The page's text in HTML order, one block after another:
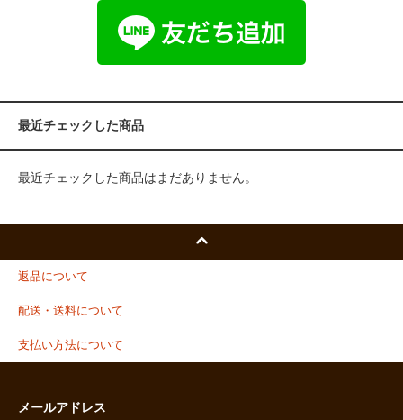
最近チェックした商品
最近チェックした商品はまだありません。
返品について
配送・送料について
支払い方法について
メールアドレス